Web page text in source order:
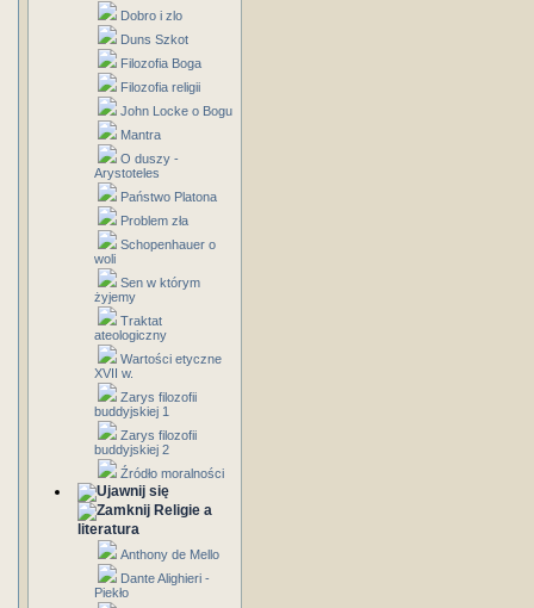
Dobro i zlo
Duns Szkot
Filozofia Boga
Filozofia religii
John Locke o Bogu
Mantra
O duszy -
Arystoteles
Państwo Platona
Problem zła
Schopenhauer o
woli
Sen w którym
żyjemy
Traktat
ateologiczny
Wartości etyczne
XVII w.
Zarys filozofii
buddyjskiej 1
Zarys filozofii
buddyjskiej 2
Źródło moralności
Religie a
literatura
Anthony de Mello
Dante Alighieri -
Piekło